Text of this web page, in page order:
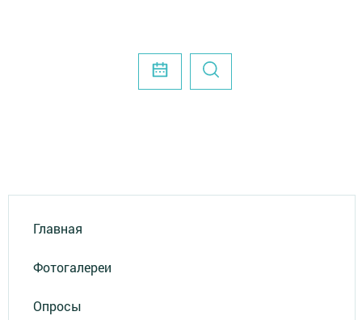
Главная
Фотогалереи
Опросы